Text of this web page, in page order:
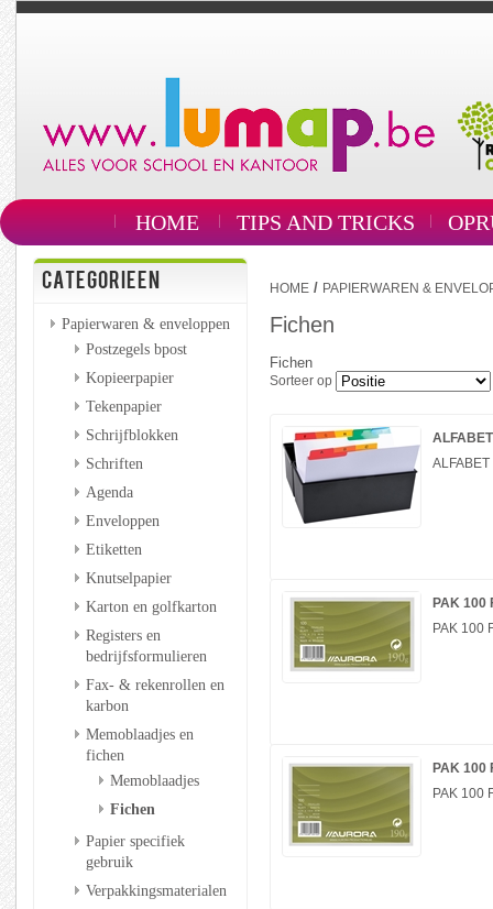
HOME TIPS AND TRICKS
CATEGORIEEN
Papierwaren & enveloppen
Postzegels bpost
Kopieerpapier
Tekenpapier
Schrijfblokken
Schriften
Agenda
Enveloppen
Etiketten
Knutselpapier
Karton en golfkarton
Registers en
bedrijfsformulieren
Fax- & rekenrollen en
karbon
Memoblaadjes en
fichen
Memoblaadjes
Fichen
Papier specifiek
gebruik
Verpakkingsmaterialen
HOME / PAPIERWAREN &
Fichen
Fichen
Sorteer op
PAK 100
PAK 100
PAK 100
PAK 100